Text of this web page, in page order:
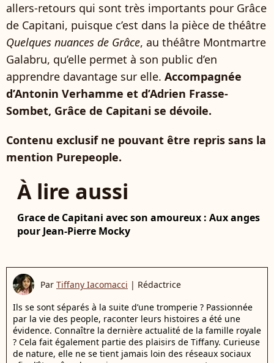
allers-retours qui sont très importants pour Grâce
de Capitani, puisque c’est dans la pièce de théâtre
Quelques nuances de Grâce, au théâtre Montmartre
Galabru, qu’elle permet à son public d’en
apprendre davantage sur elle. Accompagnée
d’Antonin Verhamme et d’Adrien Frasse-
Sombet, Grâce de Capitani se dévoile.
Contenu exclusif ne pouvant être repris sans la
mention Purepeople.
À lire aussi
Grace de Capitani avec son amoureux : Aux anges
pour Jean-Pierre Mocky
Par Tiffany Iacomacci | Rédactrice
Ils se sont séparés à la suite d’une tromperie ? Passionnée
par la vie des people, raconter leurs histoires a été une
évidence. Connaître la dernière actualité de la famille royale
? Cela fait également partie des plaisirs de Tiffany. Curieuse
de nature, elle ne se tient jamais loin des réseaux sociaux